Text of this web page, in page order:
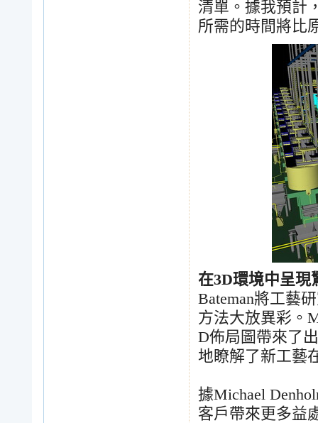
清單。據我預計
所需的時間將比
在3D環境中呈現
Bateman將工藝
方法大放異彩。
D佈局圖帶來了
地瞭解了新工藝
據Michael
客戶帶來更多益